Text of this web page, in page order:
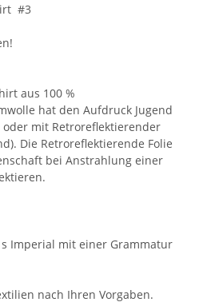
#3
aus 100 %
hat den Aufdruck Jugend
mit Retroreflektierender
Die Retroreflektierende Folie
bei Anstrahlung einer
Imperial mit einer Grammatur
nach Ihren Vorgaben.